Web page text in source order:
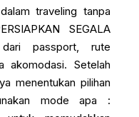
traveling tanpa
SEGALA
dari passport, rute
akomodasi. Setelah
menentukan pilihan
mode apa :